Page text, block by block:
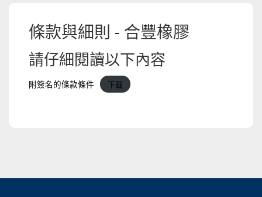
條款與細則 - 合豐橡膠
請仔細閱讀以下內容
附簽名的條款條件 下載